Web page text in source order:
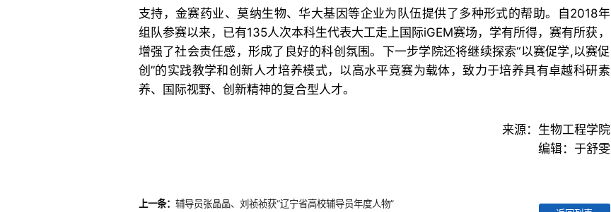
支持，金赛药业、莫纳生物、华大基因等企业为队伍提供了多种形式的帮助。自2018年
组队参赛以来，已有135人次本科生代表大工走上国际iGEM赛场，学有所得，赛有所获，
增强了社会责任感，形成了良好的科创氛围。下一步学院还将继续探索“以赛促学,以赛促
创”的实践教学和创新人才培养模式，以高水平竞赛为载体，致力于培养具有卓越科研素
养、国际视野、创新精神的复合型人才。
来源：生物工程学院
编辑：于舒雯
上一条： 辅导员张晶晶、刘祯祯获“辽宁省高校辅导员年度人物”